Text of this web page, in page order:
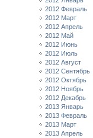
2012 Февраль
2012 Март
2012 Апрель
2012 Май
2012 Июнь
2012 Июль
2012 Август
2012 Сентябрь
2012 Октябрь
2012 Ноябрь
2012 Декабрь
2013 Январь
2013 Февраль
2013 Март
2013 Апрель